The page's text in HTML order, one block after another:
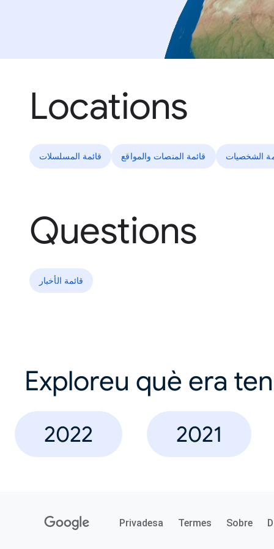
Locations
قائمة المسلسلات قائمة المنصات والمواقع الشخصيات
Questions
قائمة الأخبار
Exploreu què era
2022 2021
Privadesa Termes Sobre